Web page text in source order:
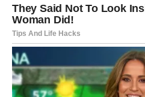
JARAC – “Podeli
Tvoj anđeo čuvar te podseća
sam. Mart donosi ljude koji
moraš im dozvoliti.